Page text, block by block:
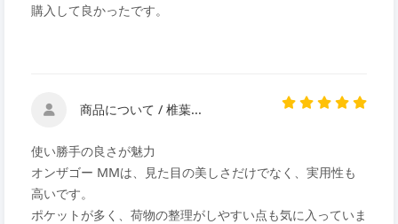
購入して良かったです。
商品について / 椎葉...
使い勝手の良さが魅力
オンザゴー MMは、見た目の美しさだけでなく、実用性も
高いです。
ポケットが多く、荷物の整理がしやすい点も気に入っていま